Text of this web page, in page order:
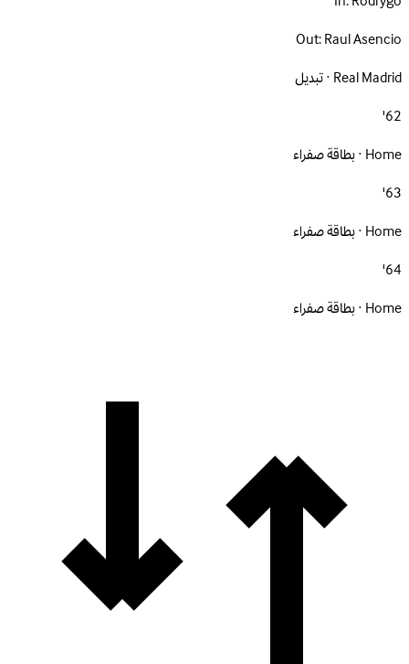
Out:Raul Asencio
Real Madrid · تبديل
62'
Home · بطاقة صفراء
63'
Home · بطاقة صفراء
64'
Home · بطاقة صفراء